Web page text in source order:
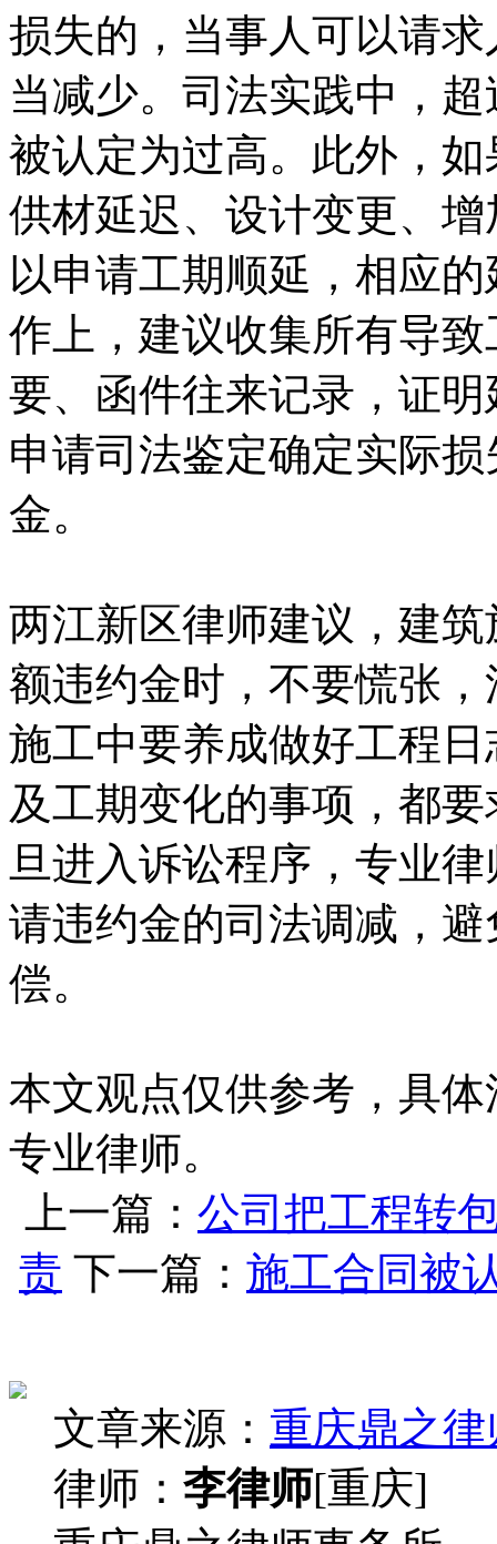
损失的，当事人可以请
当减少。司法实践中，
被认定为过高。此外，
供材延迟、设计变更、
以申请工期顺延，相应
作上，建议收集所有导
要、函件往来记录，证
申请司法鉴定确定实际
金。
两江新区律师建议，建
额违约金时，不要慌张
施工中要养成做好工程
及工期变化的事项，都
旦进入诉讼程序，专业
请违约金的司法调减，
偿。
本文观点仅供参考，具
专业律师。
上一篇： 公司把工程转
责 下一篇： 施工合同被
文章来源： 重庆鼎之
律师： 李律师[重庆]